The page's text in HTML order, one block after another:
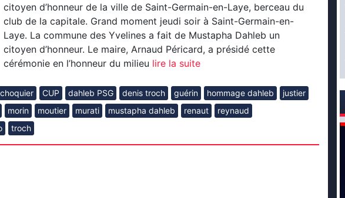
citoyen d’honneur de la ville de Saint-Germain-en-Laye, berceau du
club de la capitale. Grand moment jeudi soir à Saint-Germain-en-
Laye. La commune des Yvelines a fait de Mustapha Dahleb un
citoyen d’honneur. Le maire, Arnaud Péricard, a présidé cette
cérémonie en l’honneur du milieu lire la suite
choquier CUP dahleb PSG denis troch guérin hommage dahleb
justier
morin moutier murati mustapha dahleb renaut
reynaud
troch